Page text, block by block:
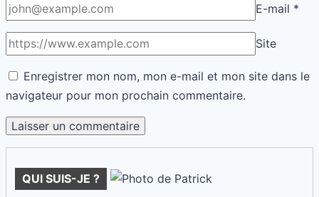
E-mail *
Site
Enregistrer mon nom, mon e-mail et mon site dans le
navigateur pour mon prochain commentaire.
QUI SUIS-JE ?